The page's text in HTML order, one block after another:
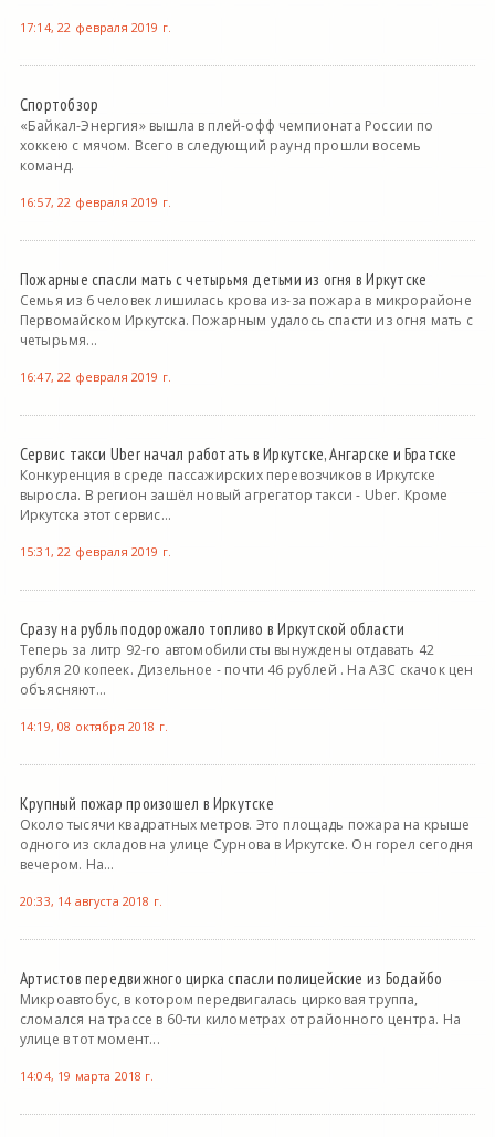
17:14, 22 февраля 2019 г.
Спортобзор
«Байкал-Энергия» вышла в плей-офф чемпионата России по
хоккею с мячом. Всего в следующий раунд прошли восемь
команд.
16:57, 22 февраля 2019 г.
Пожарные спасли мать с четырьмя детьми из огня в Иркутске
Семья из 6 человек лишилась крова из-за пожара в микрорайоне
Первомайском Иркутска. Пожарным удалось спасти из огня мать с
четырьмя...
16:47, 22 февраля 2019 г.
Сервис такси Uber начал работать в Иркутске, Ангарске и Братске
Конкуренция в среде пассажирских перевозчиков в Иркутске
выросла. В регион зашёл новый агрегатор такси - Uber. Кроме
Иркутска этот сервис...
15:31, 22 февраля 2019 г.
Сразу на рубль подорожало топливо в Иркутской области
Теперь за литр 92-го автомобилисты вынуждены отдавать 42
рубля 20 копеек. Дизельное - почти 46 рублей . На АЗС скачок цен
объясняют...
14:19, 08 октября 2018 г.
Крупный пожар произошел в Иркутске
Около тысячи квадратных метров. Это площадь пожара на крыше
одного из складов на улице Сурнова в Иркутске. Он горел сегодня
вечером. На...
20:33, 14 августа 2018 г.
Артистов передвижного цирка спасли полицейские из Бодайбо
Микроавтобус, в котором передвигалась цирковая труппа,
сломался на трассе в 60-ти километрах от районного центра. На
улице в тот момент...
14:04, 19 марта 2018 г.